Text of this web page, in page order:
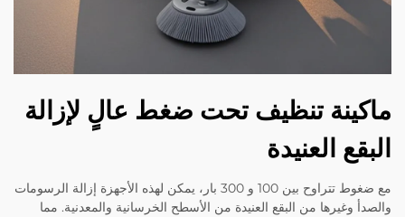
تنظيف تحت ضغط عالٍ لإزالة
العنيدة
مع ضغوط تتراوح بين 100 و 300 بار، يمكن لهذه الأجهزة إزالة الرسومات
وغيرها من البقع العنيدة من الأسطح الخرسانية والمعدنية. مما